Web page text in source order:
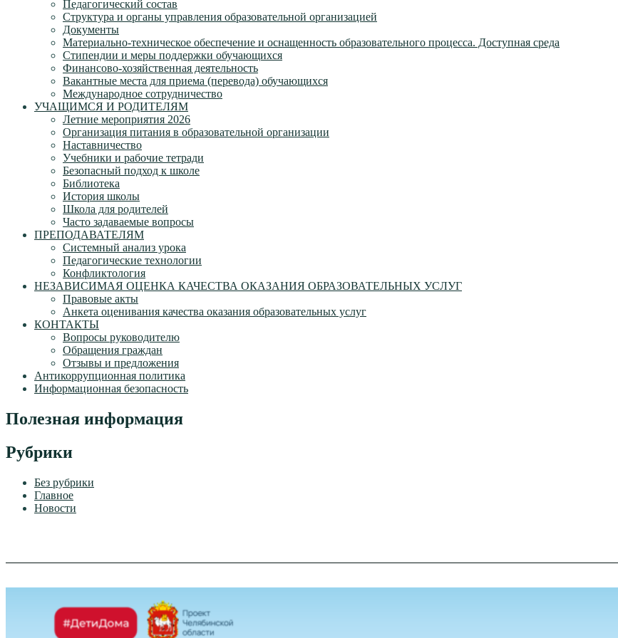
Педагогический состав
Структура и органы управления образовательной организацией
Документы
Материально-техническое обеспечение и оснащенность образовательного процесса. Доступная среда
Стипендии и меры поддержки обучающихся
Финансово-хозяйственная деятельность
Вакантные места для приема (перевода) обучающихся
Международное сотрудничество
УЧАЩИМСЯ И РОДИТЕЛЯМ
Летние мероприятия 2026
Организация питания в образовательной организации
Наставничество
Учебники и рабочие тетради
Безопасный подход к школе
Библиотека
История школы
Школа для родителей
Часто задаваемые вопросы
ПРЕПОДАВАТЕЛЯМ
Системный анализ урока
Педагогические технологии
Конфликтология
НЕЗАВИСИМАЯ ОЦЕНКА КАЧЕСТВА ОКАЗАНИЯ ОБРАЗОВАТЕЛЬНЫХ УСЛУГ
Правовые акты
Анкета оценивания качества оказания образовательных услуг
КОНТАКТЫ
Вопросы руководителю
Обращения граждан
Отзывы и предложения
Антикоррупционная политика
Информационная безопасность
Полезная информация
Рубрики
Без рубрики
Главное
Новости